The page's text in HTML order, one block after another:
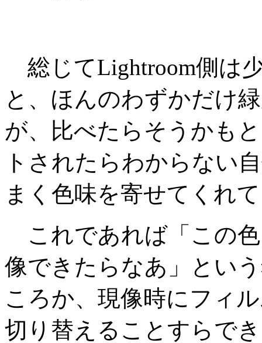
総じてLightroom側は
と、ほんのわずかだけ
が、比べたらそうかも
トされたらわからない
まく色味を寄せてくれ
これであれば「この
像できたらなあ」とい
ころか、現像時にフィ
切り替えることすらで